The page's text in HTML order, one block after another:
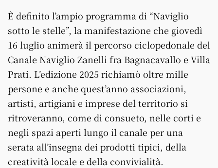
È definito l’ampio programma di “Naviglio
sotto le stelle”, la manifestazione che giovedì
16 luglio animerà il percorso ciclopedonale del
Canale Naviglio Zanelli fra Bagnacavallo e Villa
Prati. L’edizione 2025 richiamò oltre mille
persone e anche quest’anno associazioni,
artisti, artigiani e imprese del territorio si
ritroveranno, come di consueto, nelle corti e
negli spazi aperti lungo il canale per una
serata all’insegna dei prodotti tipici, della
creatività locale e della convivialità.